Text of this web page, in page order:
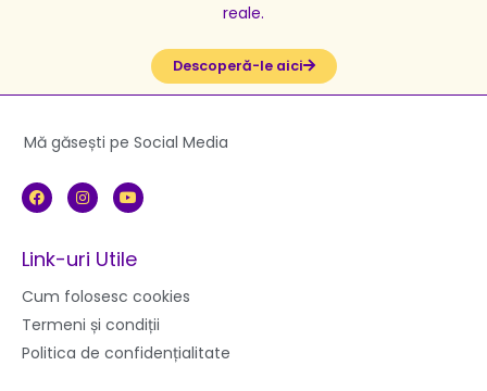
reale.
Descoperă-le aici
Mă găsești pe Social Media
F
a
c
o
k
I
n
s
a
g
a
Y
o
u
b
Link-uri Utile
Cum folosesc cookies
Termeni și condiții
Politica de confidențialitate